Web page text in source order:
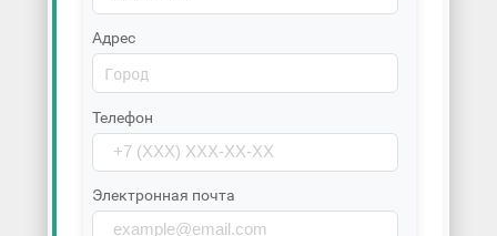
Адрес
Телефон
Электронная почта